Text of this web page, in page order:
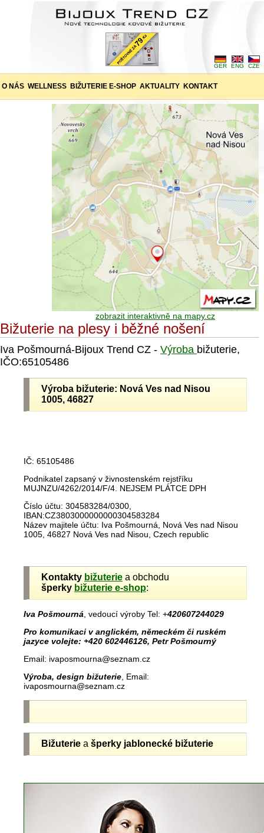
CZE
ENG
GER
O NÁS WELLNESS BIŽUTERIE E-SHOP AKTUALITY KONTAKT
zobrazit interaktivně na mapy.cz
Bižuterie na plesy i běžné nošení
Iva Pošmourná-Bijoux Trend CZ - Výroba bižuterie,
IČO:65105486
Výroba bižuterie: Nová Ves nad Nisou
1005, 46827
IČ: 65105486
Podnikatel zapsaný v živnostenském rejstříku
MUJNZU/4262/2014/F/4. NEJSEM PLÁTCE DPH
Číslo účtu: 304583284/0300,
IBAN:CZ3803000000000304583284
Název majitele účtu: Iva Pošmourná, Nová Ves nad Nisou
1005, 46827 Nová Ves nad Nisou, Czech republic
Kontakty bižuterie a obchodu
šperky bižuterie e-shop:
Iva Pošmourná , vedoucí výroby Tel: +420607244029
Pro komunikaci v anglickém, německém či ruském
jazyce volejte: +420 602446126, Petr Pošmourný
Email: ivaposmourna@seznam.cz
Výroba, design bižuterie , Email:
ivaposmourna@seznam.cz
Bižuterie a šperky jablonecké bižuterie